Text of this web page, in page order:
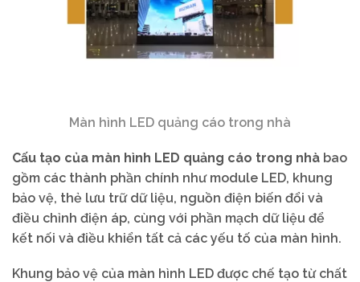
Màn hình LED quảng cáo trong nhà
Cấu tạo của màn hình LED quảng cáo trong nhà bao
gồm các thành phần chính như module LED, khung
bảo vệ, thẻ lưu trữ dữ liệu, nguồn điện biến đổi và
điều chỉnh điện áp, cùng với phần mạch dữ liệu để
kết nối và điều khiển tất cả các yếu tố của màn hình.
Khung bảo vệ của màn hình LED được chế tạo từ chất